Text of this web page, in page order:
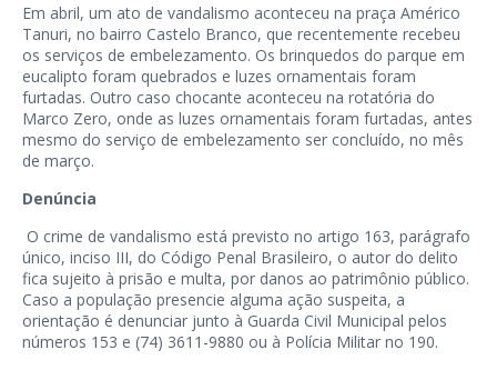
Em abril, um ato de vandalismo aconteceu na praça Américo
Tanuri, no bairro Castelo Branco, que recentemente recebeu
os serviços de embelezamento. Os brinquedos do parque em
eucalipto foram quebrados e luzes ornamentais foram
furtadas. Outro caso chocante aconteceu na rotatória do
Marco Zero, onde as luzes ornamentais foram furtadas, antes
mesmo do serviço de embelezamento ser concluído, no mês
de março.
Denúncia
O crime de vandalismo está previsto no artigo 163, parágrafo
único, inciso III, do Código Penal Brasileiro, o autor do delito
fica sujeito à prisão e multa, por danos ao patrimônio público.
Caso a população presencie alguma ação suspeita, a
orientação é denunciar junto à Guarda Civil Municipal pelos
números 153 e (74) 3611-9880 ou à Polícia Militar no 190.